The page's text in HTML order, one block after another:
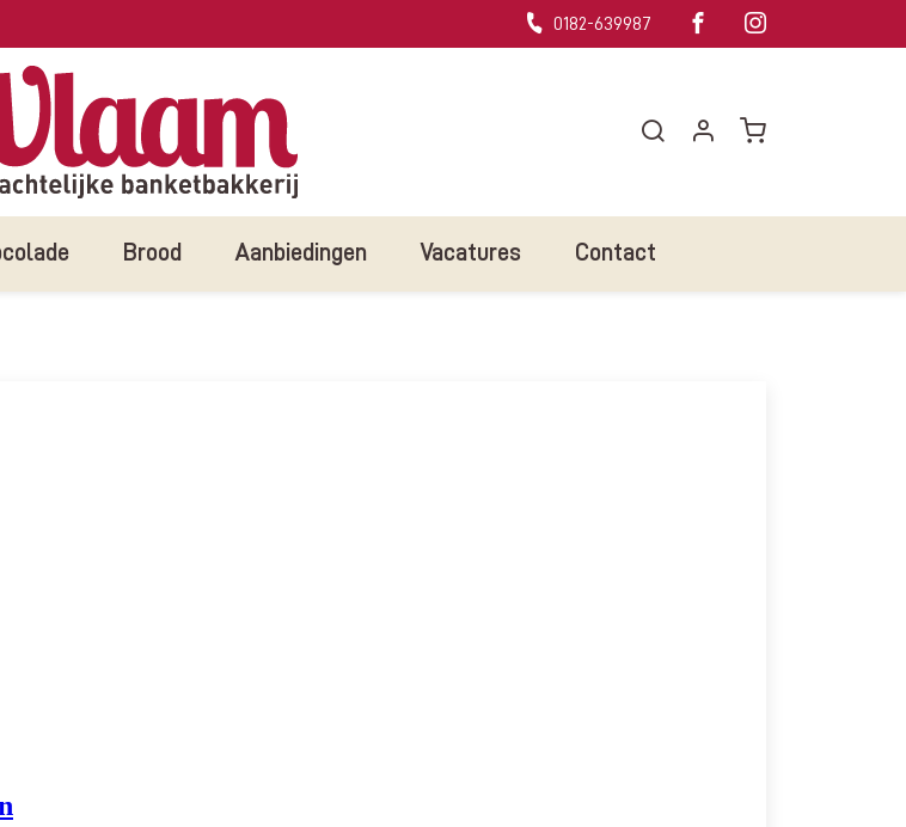
0182-639987
Brood Aanbiedingen Vacatures Contact